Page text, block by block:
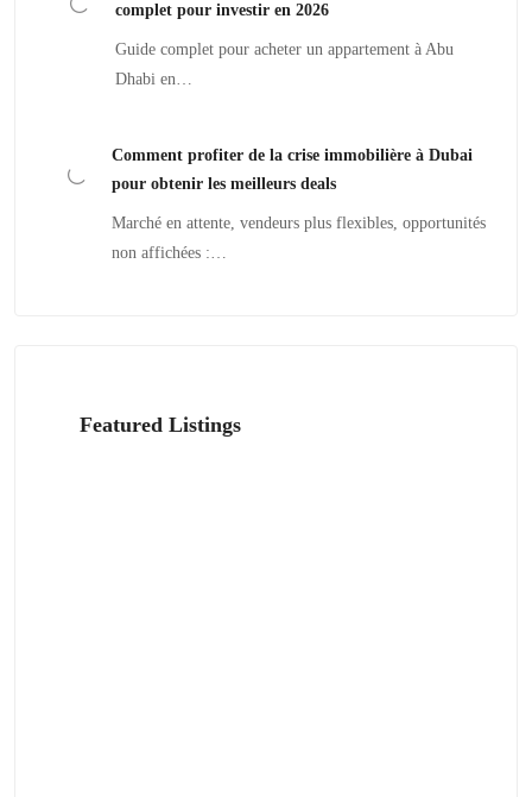
complet pour investir en 2026
Guide complet pour acheter un appartement à Abu
Dhabi en…
Comment profiter de la crise immobilière à Dubai
pour obtenir les meilleurs deals
Marché en attente, vendeurs plus flexibles, opportunités
non affichées :…
Featured Listings